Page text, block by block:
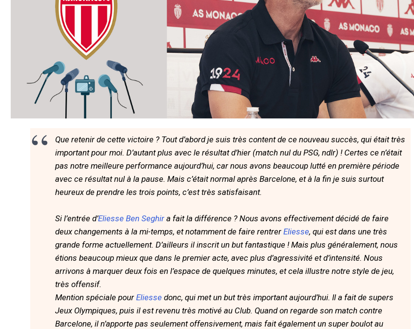
Que retenir de cette victoire ? Tout d’abord je suis très content de ce nouveau succès, qui était très
important pour moi. D’autant plus avec le résultat d’hier (match nul du PSG, ndlr) ! Certes ce n’était
pas notre meilleure performance aujourd’hui, car nous avons beaucoup lutté en première période
avec ce résultat nul à la pause. Mais c’était normal après Barcelone, et à la fin je suis surtout
heureux de prendre les trois points, c’est très satisfaisant.
Si l’entrée d’Eliesse Ben Seghir a fait la différence ? Nous avons effectivement décidé de faire
deux changements à la mi-temps, et notamment de faire rentrer Eliesse, qui est dans une très
grande forme actuellement. D’ailleurs il inscrit un but fantastique ! Mais plus généralement, nous
étions beaucoup mieux que dans le premier acte, avec plus d’agressivité et d’intensité. Nous
arrivons à marquer deux fois en l’espace de quelques minutes, et cela illustre notre style de jeu,
très offensif.
Mention spéciale pour Eliesse donc, qui met un but très important aujourd’hui. Il a fait de supers
Jeux Olympiques, puis il est revenu très motivé au Club. Quand on regarde son match contre
Barcelone, il n’apporte pas seulement offensivement, mais fait également un super boulot au